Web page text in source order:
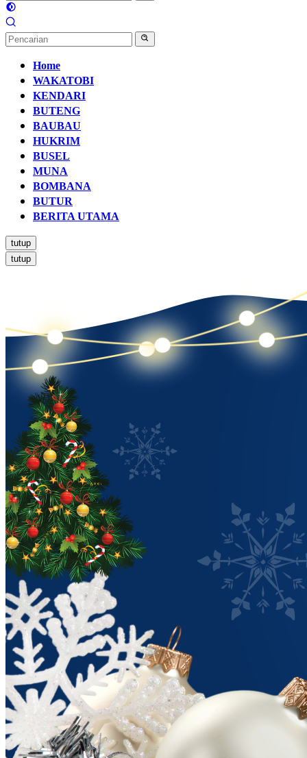
Home
WAKATOBI
KENDARI
BUTENG
BAUBAU
HUKRIM
BUSEL
MUNA
BOMBANA
BUTUR
BERITA UTAMA
tutup
tutup